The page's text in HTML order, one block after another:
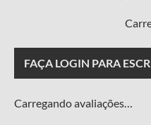
FAÇA LOGIN PARA
Carregando avaliações…